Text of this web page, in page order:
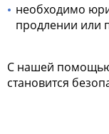
необходимо
продлении или
С нашей
становится